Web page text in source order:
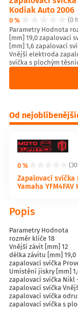
Kodiak Auto 2006
0 %
(0
Parametry Hodnota
[mm] 19,0 zapalovací
[mm] 1,6 zapalovací
Vnější elektroda
svíčka s plochým
Od
0 %
Zapalovací svíčka
Yamaha
Popis
Parametry Hodnota
rozměr klíče 18
Vnější závit [mm] 12
délka závitu [mm] 19,0
zapalovací svíčka
Umístění jiskry [mm]
zapalovací svíčka
zapalovací svíčka
zapalovací svíčka
zapalovací svíčka s